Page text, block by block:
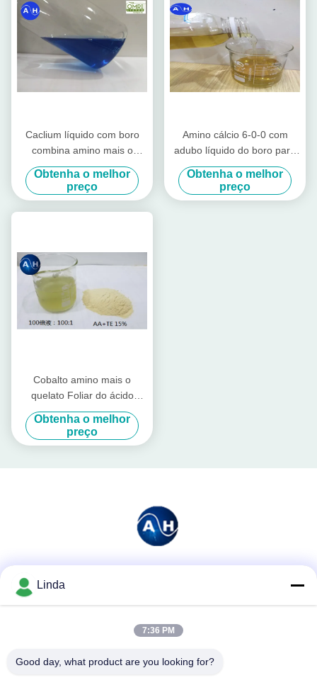
Caclium líquido com boro
combina amino mais o
adubo Foliar no ácido
aminado baseado
Obtenha o melhor
preço
Amino cálcio 6-0-0 com
adubo líquido do boro para
vegetais no amarelo
Obtenha o melhor
preço
Cobalto amino mais o
quelato Foliar do ácido
aminado do adubo para a
pulverização Foliar
Obtenha o melhor
preço
Linda
7:36 PM
Good day, what product are you looking for?